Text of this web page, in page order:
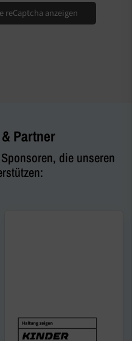
reCaptcha anzeigen
Partner
die unseren